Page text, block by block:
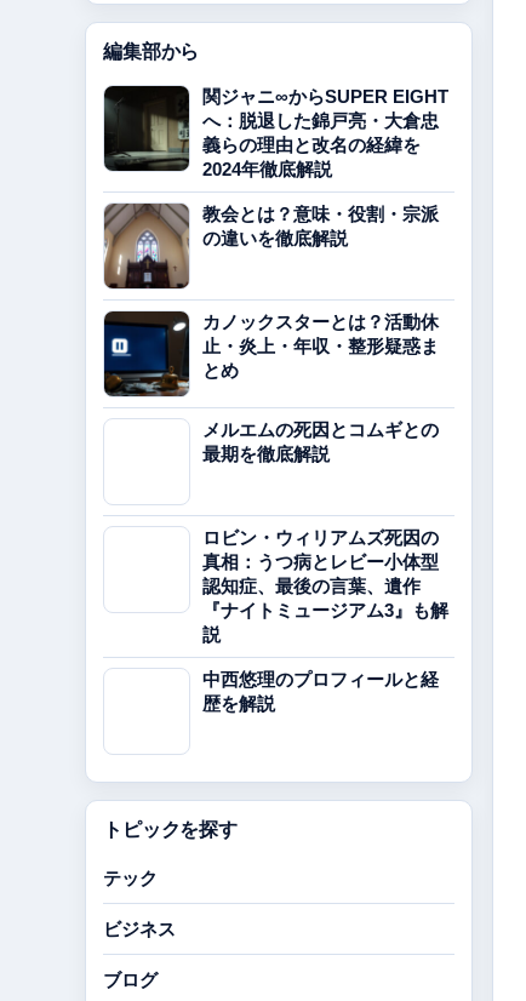
編集部から
関ジャニ∞からSUPER EIGHT
へ：脱退した錦戸亮・大倉忠
義らの理由と改名の経緯を
2024年徹底解説
教会とは？意味・役割・宗派
の違いを徹底解説
カノックスターとは？活動休
止・炎上・年収・整形疑惑ま
とめ
メルエムの死因とコムギとの
最期を徹底解説
ロビン・ウィリアムズ死因の
真相：うつ病とレビー小体型
認知症、最後の言葉、遺作
『ナイトミュージアム3』も解
説
中西悠理のプロフィールと経
歴を解説
トピックを探す
テック
ビジネス
ブログ